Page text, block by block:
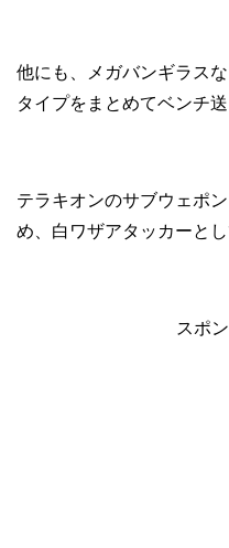
他にも、メガバンギラス
タイプをまとめてベンチ
テラキオンのサブウェポ
め、白ワザアタッカーとし
スポ